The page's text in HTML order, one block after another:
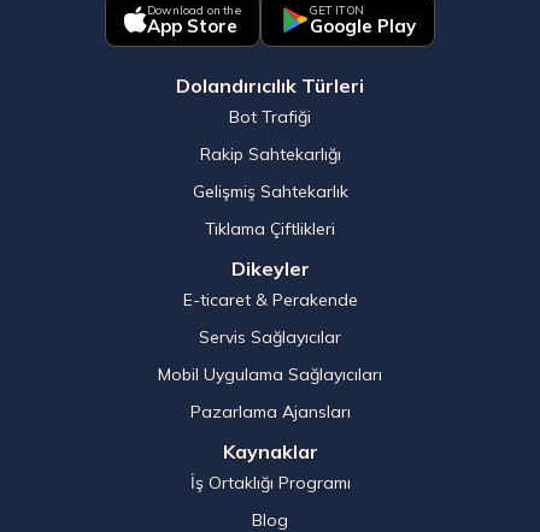
Download on the
App Store
GET IT ON
Google Play
Dolandırıcılık Türleri
Bot Trafiği
Rakip Sahtekarlığı
Gelişmiş Sahtekarlık
Tıklama Çiftlikleri
Dikeyler
E-ticaret & Perakende
Servis Sağlayıcılar
Mobil Uygulama Sağlayıcıları
Pazarlama Ajansları
Kaynaklar
İş Ortaklığı Programı
Blog